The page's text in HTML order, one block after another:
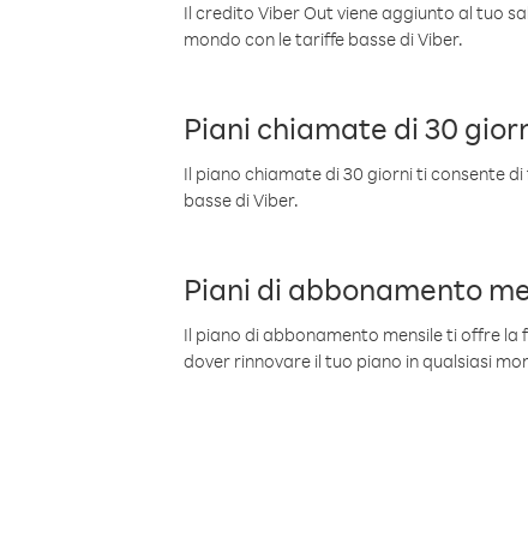
Il credito Viber Out viene aggiunto al tuo
mondo con le tariffe basse di Viber.
Piani chiamate di 30
Il piano chiamate di 30 giorni ti consente
basse di Viber.
Piani di abbonamento
Il piano di abbonamento mensile ti offre la
dover rinnovare il tuo piano in qualsiasi